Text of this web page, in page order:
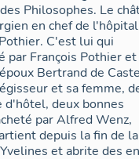
Philosophes. Le
en chef de l'hôpital
C'est lui qui
François Pothier et
Bertrand de
et sa femme,
d'hôtel, deux bonnes
par Alfred Wenz,
depuis la fin de la
et abrite des